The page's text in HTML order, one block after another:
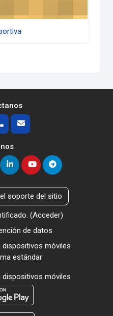
soporte del sitio
(Acceder)
de datos
dispositivos móviles
estándar
dispositivos móviles